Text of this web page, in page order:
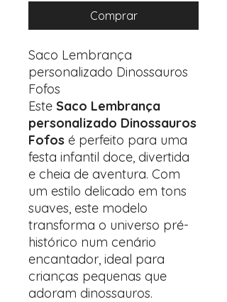
Comprar
Saco Lembrança
personalizado Dinossauros
Fofos
Este Saco Lembrança
personalizado Dinossauros
Fofos é perfeito para uma
festa infantil doce, divertida
e cheia de aventura. Com
um estilo delicado em tons
suaves, este modelo
transforma o universo pré-
histórico num cenário
encantador, ideal para
crianças pequenas que
adoram dinossauros.